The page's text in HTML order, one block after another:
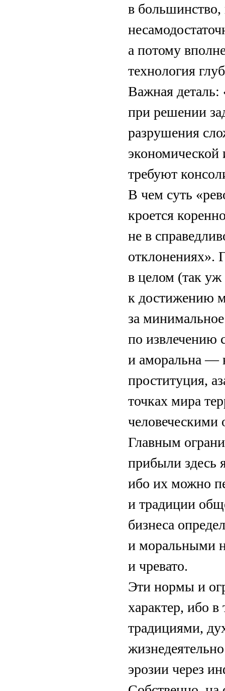
в
а потому
технология
Важная
при решении
разрушения
требуют
В чем суть
кроется
не в
отклонениях».
в целом (так уж
к достижению
за
по извлечению
и аморальна —
проституция,
точках мира
человеческими
Главным
прибыли здесь
ибо их можно
и традиции
бизнеса
и моральными
и чревато.
Эти нормы и
характер, ибо в
традициями,
эрозии через